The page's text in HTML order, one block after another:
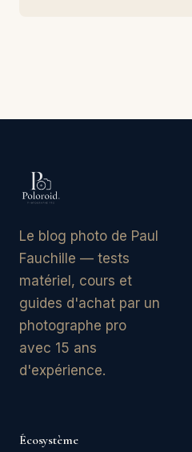
Le blog photo de Paul
Fauchille — tests
matériel, cours et
guides d'achat par un
photographe pro
avec 15 ans
d'expérience.
Écosystème